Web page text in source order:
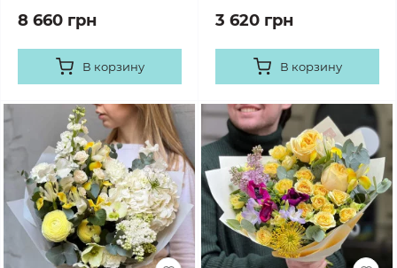
8 660 грн
В корзину
3 620 грн
В корзину